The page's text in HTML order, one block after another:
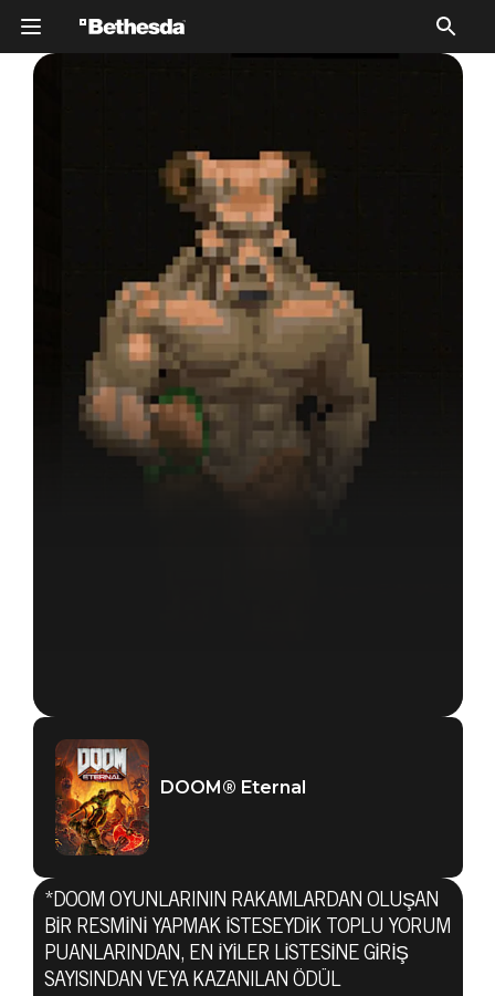
DOOM® Eternal
*DOOM OYUNLARININ RAKAMLARDAN OLUŞAN
BIR RESMINI YAPMAK ISTESEYDIK TOPLU YORUM
PUANLARINDAN, EN IYILER LISTESINE GIRIŞ
SAYISINDAN VEYA KAZANILAN ÖDÜL